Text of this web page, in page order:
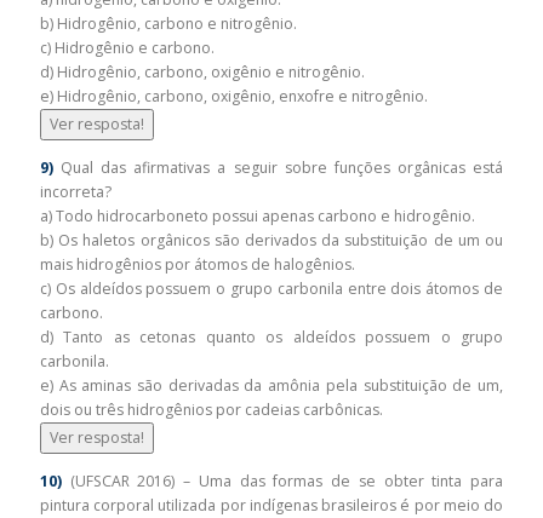
b) Hidrogênio, carbono e nitrogênio.
c) Hidrogênio e carbono.
d) Hidrogênio, carbono, oxigênio e nitrogênio.
e) Hidrogênio, carbono, oxigênio, enxofre e nitrogênio.
Ver resposta!
9) Qual das afirmativas a seguir sobre funções orgânicas está
incorreta?
a) Todo hidrocarboneto possui apenas carbono e hidrogênio.
b) Os haletos orgânicos são derivados da substituição de um ou
mais hidrogênios por átomos de halogênios.
c) Os aldeídos possuem o grupo carbonila entre dois átomos de
carbono.
d) Tanto as cetonas quanto os aldeídos possuem o grupo
carbonila.
e) As aminas são derivadas da amônia pela substituição de um,
dois ou três hidrogênios por cadeias carbônicas.
Ver resposta!
10) (UFSCAR 2016) – Uma das formas de se obter tinta para
pintura corporal utilizada por indígenas brasileiros é por meio do